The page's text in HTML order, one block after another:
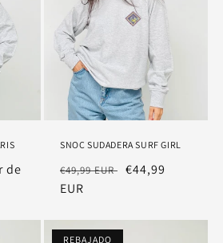
de
SNOC SUDADERA SURF GIRL
Precio
habitual
€49,99 EUR Precio
€44,99
EUR
REBAJADO